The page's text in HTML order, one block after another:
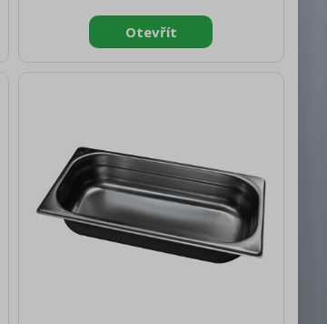
Materiál: AISI 304 Vnější barva zařízení:
Nerezové Hloubka GN zařízení [mm]:
20 Velikost GN / EN zařízení [mm]: GN